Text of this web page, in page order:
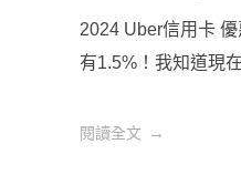
2024 Uber信用卡
有1.5%！我知道現
閱讀全文